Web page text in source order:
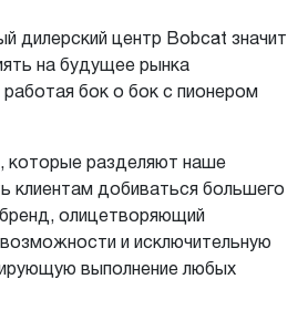
дилерский центр Bobcat значит
на будущее рынка
работая бок о бок с пионером
которые разделяют наше
клиентам добиваться большего
олицетворяющий
и исключительную
выполнение любых